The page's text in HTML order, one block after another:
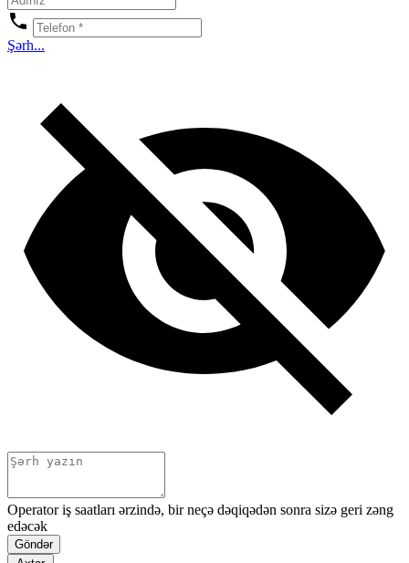
Şərh...
Operator iş saatları ərzində, bir neçə dəqiqədən sonra sizə geri zəng
edəcək
Göndər